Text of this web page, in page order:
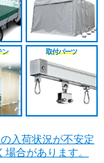
ン 取付パーツ
入荷状況が不安定
合があります。
オプション加工一覧
戻る
屋外/野外用ロールス
戻る
XGレール
HGレール
ベンダーレール
その他部品関連
戻る
溶接遮光シート原反
のれんカーテン原反
のれんカーテン可動
戻る